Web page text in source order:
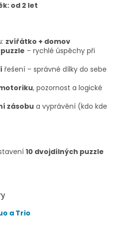
od 2 let
zvířátko + domov
– rychlé úspěchy při
řešení – správné dílky do sebe
, pozornost a logické
zásobu a vyprávění (kdo kde
10 dvojdílných puzzle
a Trio